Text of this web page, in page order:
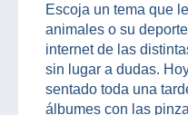
Escoja un tema que
animales o su
internet de las
sin lugar a dudas.
sentado toda una
álbumes con las